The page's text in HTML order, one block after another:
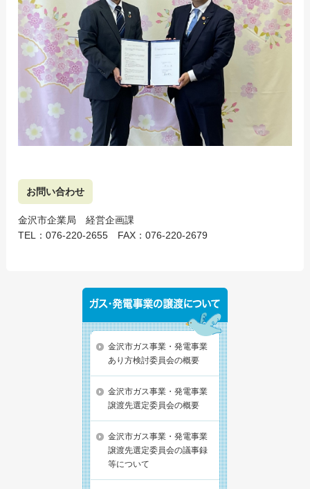
お問い合わせ
金沢市企業局 経営企画課
TEL：076-220-2655 FAX：076-220-2679
金沢市ガス事業・発電事業
あり方検討委員会の概要
金沢市ガス事業・発電事業
譲渡先選定委員会の概要
金沢市ガス事業・発電事業
譲渡先選定委員会の議事録
等について